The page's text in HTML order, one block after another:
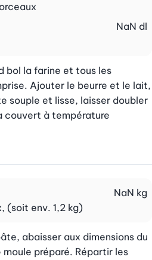
NaN dl
bol la farine et tous les
Ajouter le beurre et le lait,
souple et lisse, laisser doubler
couvert à température
(soit env. 1,2 kg)
NaN kg
abaisser aux dimensions du
préparé. Répartir les